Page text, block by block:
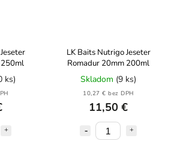
250ml
ks)
LK Baits Nutrigo Jeseter
Romadur 20mm 200ml
Skladom (9 ks)
10,27 € bez DPH
11,50 €